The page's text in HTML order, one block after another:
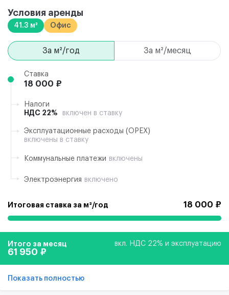
Условия аренды
41.3 м² Офис
за м²/год за м²/месяц
Ставка
18 000 ₽
Налоги
НДС 22%
включен в ставку
Эксплуатационные расходы (ОРЕХ)
включены в ставку
Коммунальные платежи включены
Электроэнергия включено
Итоговая ставка за м²/год 18 000 ₽
Итого за месяц вкл. НДС 22% и эксплуатацию
61 950 ₽
Показать полностью